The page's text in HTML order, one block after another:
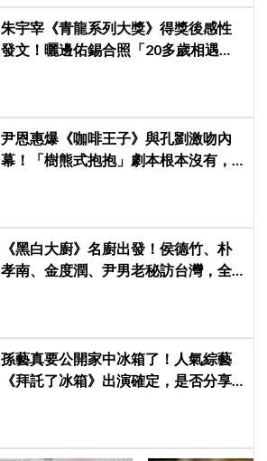
朱宇宰《青龍系列大獎》得獎後感性
發文！曬邊佑錫合照「20多歲相遇，
尹恩惠爆《咖啡王子》與孔劉激吻內
幕！「樹熊式抱抱」劇本根本沒有，
《黑白大廚》名廚出發！侯德竹、朴
孝南、金度潤、尹男老秘訪台灣，全
孫藝真要公開家中冰箱了！人氣綜藝
《拜託了冰箱》出演確定，是否分享